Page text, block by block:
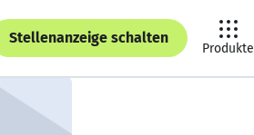
Stellenanzeige schalten
Produkte